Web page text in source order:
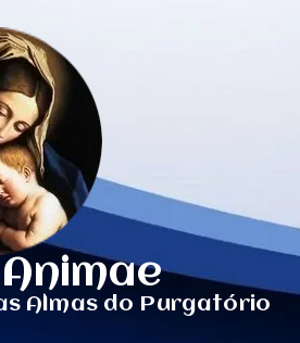
Almas do Purgatório